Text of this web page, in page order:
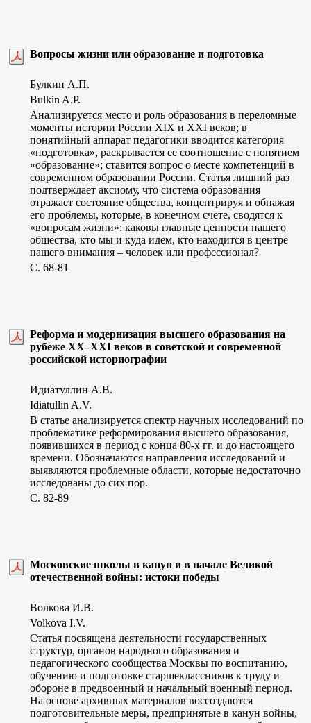
Вопросы жизни или образование и подготовка
Булкин А.П.
Bulkin A.P.
Анализируется место и роль образования в переломные
моменты истории России XIX и XXI веков; в
понятийный аппарат педагогики вводится категория
«подготовка», раскрывается ее соотношение с понятием
«образование»; ставится вопрос о месте компетенций в
современном образовании России. Статья лишний раз
подтверждает аксиому, что система образования
отражает состояние общества, концентрируя и обнажая
его проблемы, которые, в конечном счете, сводятся к
«вопросам жизни»: каковы главные ценности нашего
общества, кто мы и куда идем, кто находится в центре
нашего внимания – человек или профессионал?
C. 68-81
Реформа и модернизация высшего образования на
рубеже XX–XXI веков в советской и современной
российской историографии
Идиатуллин А.В.
Idiatullin A.V.
В статье анализируется спектр научных исследований по
проблематике реформирования высшего образования,
появившихся в период с конца 80-х гг. и до настоящего
времени. Обозначаются направления исследований и
выявляются проблемные области, которые недостаточно
исследованы до сих пор.
C. 82-89
Московские школы в канун и в начале Великой
отечественной войны: истоки победы
Волкова И.В.
Volkova I.V.
Статья посвящена деятельности государственных
структур, органов народного образования и
педагогического сообщества Москвы по воспитанию,
обучению и подготовке старшеклассников к труду и
обороне в предвоенный и начальный военный период.
На основе архивных материалов воссоздаются
подготовительные меры, предпринятые в канун войны,